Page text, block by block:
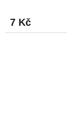
7 Kč